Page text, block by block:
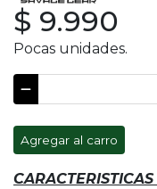
$ 9.990
Pocas unidades.
Agregar al carro